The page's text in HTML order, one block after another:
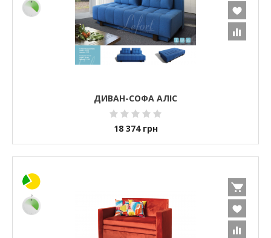
ДИВАН-СОФА АЛІС
18 374 грн